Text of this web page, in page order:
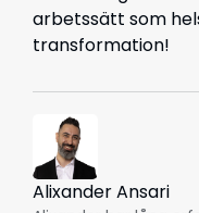
arbetssätt som
transformation!
Alixander Ansari